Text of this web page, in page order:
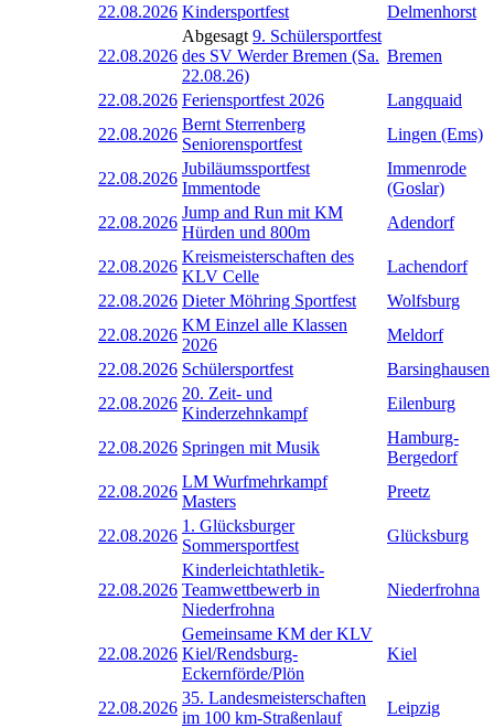
22.08.2026 Kindersportfest Delmenhorst
22.08.2026
Abgesagt 9. Schülersportfest
des SV Werder Bremen (Sa.
22.08.26)
Bremen
22.08.2026 Feriensportfest 2026
Langquaid
22.08.2026
Bernt Sterrenberg
Seniorensportfest
Lingen (Ems)
22.08.2026
Jubiläumssportfest
Immentode
Immenrode
(Goslar)
22.08.2026
Jump and Run mit KM
Hürden und 800m
Adendorf
22.08.2026
Kreismeisterschaften des
KLV Celle
Lachendorf
22.08.2026 Dieter Möhring Sportfest
Wolfsburg
22.08.2026
KM Einzel alle Klassen
2026
Meldorf
22.08.2026 Schülersportfest
Barsinghausen
22.08.2026
20. Zeit- und
Kinderzehnkampf
Eilenburg
22.08.2026 Springen mit Musik
Hamburg-
Bergedorf
22.08.2026
LM Wurfmehrkampf
Masters
Preetz
22.08.2026
1. Glücksburger
Sommersportfest
Glücksburg
22.08.2026
Kinderleichtathletik-
Teamwettbewerb in
Niederfrohna
Niederfrohna
22.08.2026
Gemeinsame KM der KLV
Kiel/Rendsburg-
Eckernförde/Plön
Kiel
22.08.2026
35. Landesmeisterschaften
im 100 km-Straßenlauf
Leipzig